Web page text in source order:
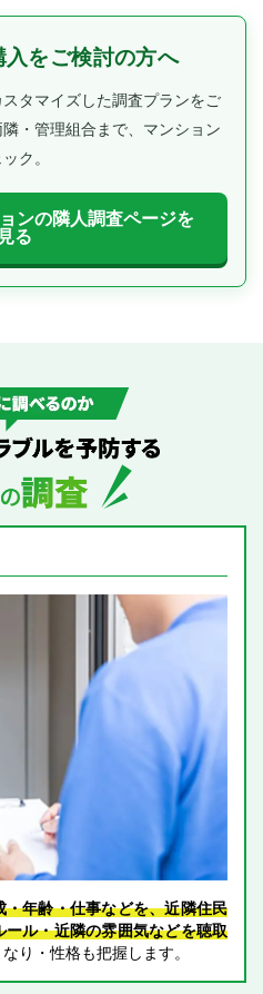
入をご検討の方へ
タマイズした調査プランをご
・管理組合まで、マンション
ク。
ンの隣人調査ページを
見る
・近隣トラブルを予防する3つの調査
・年齢・仕事などを、近隣住民
ル・近隣の雰囲気などを聴取
り・性格も把握します。